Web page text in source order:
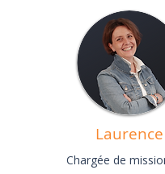
Laurence
Chargée de